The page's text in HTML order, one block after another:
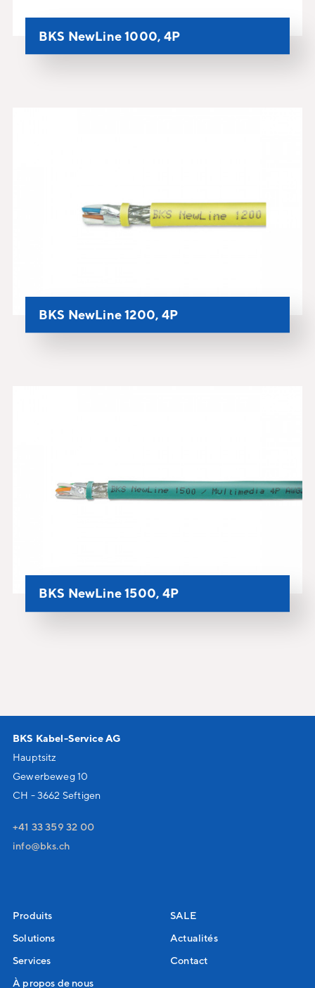
BKS NewLine 1000, 4P
BKS NewLine 1200, 4P
BKS NewLine 1500, 4P
BKS Kabel-Service AG
Hauptsitz
Gewerbeweg 10
CH - 3662 Seftigen
+41 33 359 32 00
nf
bks ch
Produits
Solutions
Services
À propos de nous
SALE
Actualités
Contact